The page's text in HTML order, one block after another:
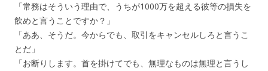
「常務はそういう理由で、うちが1000万を超える彼等の損失を
飲めと言うことですか？」
「ああ、そうだ。今からでも、取引をキャンセルしろと言うこ
とだ」
「お断りします。首を掛けてでも、無理なものは無理と言うし